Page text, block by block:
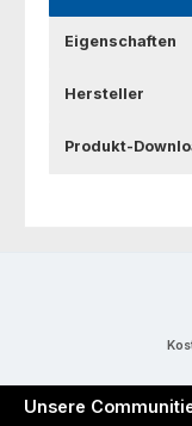
Eigenschaften
Hersteller
Produkt-
Unsere